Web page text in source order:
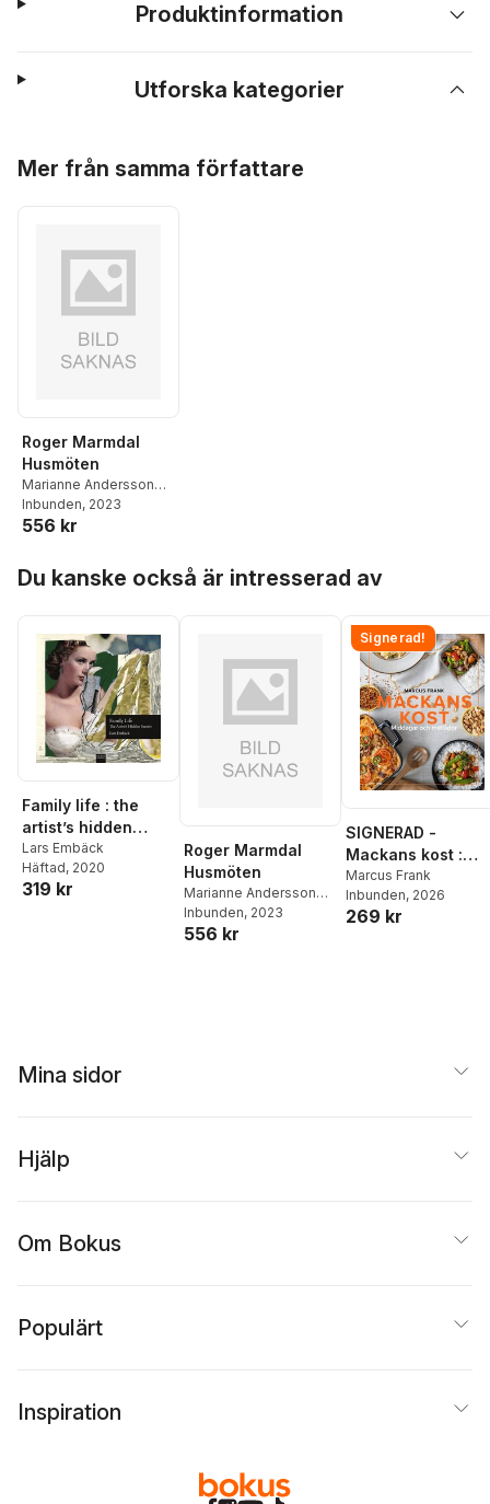
Produktinformation
Utforska kategorier
Mer från samma författare
Roger Marmdal
Husmöten
Marianne Andersson
Embäck,Johan
Suneson
Inbunden, 2023
556 kr
Du kanske också är intresserad av
Family life : the
artist’s hidden
secrets
Lars Embäck
Häftad, 2020
319 kr
Roger Marmdal
Husmöten
Marianne Andersson
Embäck,Johan
Suneson
Inbunden, 2023
556 kr
Signerad!
SIGNERAD -
Mackans kost :
Middagar och
matlådor
Marcus Frank
Inbunden, 2026
269 kr
Mina sidor
Hjälp
Om Bokus
Populärt
Inspiration